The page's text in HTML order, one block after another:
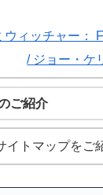
ウィッチャー：
/ ジョー・ケ
ご紹介
イトマップをご